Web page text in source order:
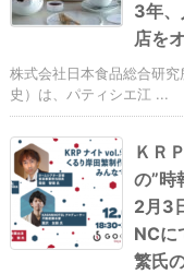
3年
店を
株式会社日本食品総合研
史）は、パティシエ江 ...
ＫＲ
の”時
2月3
NCに
繁氏